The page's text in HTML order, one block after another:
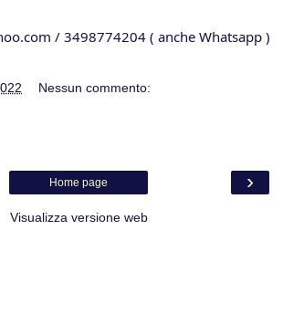
/ 3498774204 ( anche Whatsapp )
Nessun commento:
›
Home page
Visualizza versione web